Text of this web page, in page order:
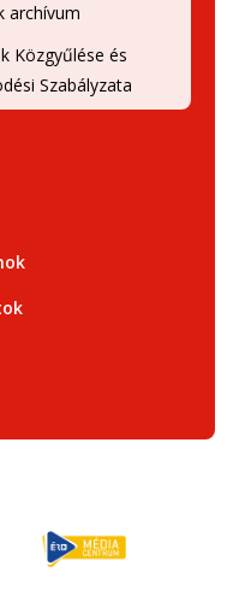
archívum
Közgyűlése és
Szabályzata